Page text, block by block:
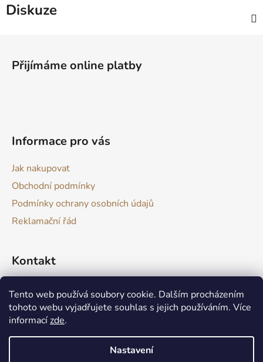
Tento web používá soubory cookie. Dalším procházením
tohoto webu vyjadřujete souhlas s jejich používáním. Více
informacízde.
Nastavení
Diskuze
Přijímáme online platby
Informace pro vás
Jak nakupovat
Obchodní podmínky
Podmínky ochrany osobních údajů
Reklamační řád
Kontakt
drevokazuv @gmail.com